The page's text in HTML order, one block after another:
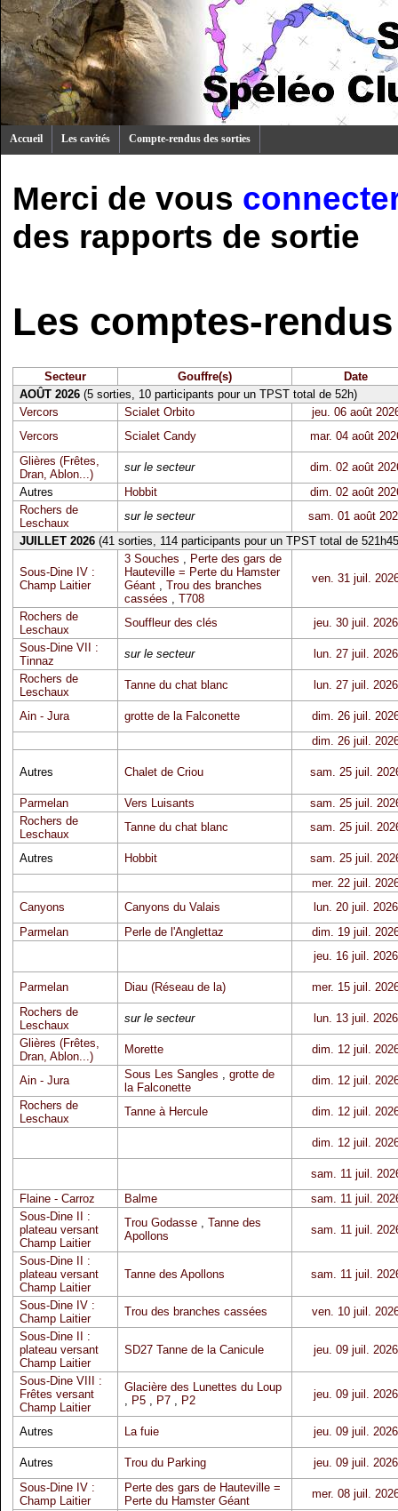
Accueil Les cavités Compte-rendus des sorties
Merci de vous
des rapports de sortie
Les comptes-
Secteur Gouffre(s)
Date
AOÛT 2026(5 sorties, 10 participants pour un TPST total de 52h)
Vercors
Scialet Orbito
jeu. 06 août
Vercors
Scialet Candy
mar. 04 août
Glières (Frêtes,
Dran, Ablon...)
sur le secteur
dim. 02 août
Autres
Hobbit
dim. 02 août
Rochers de
Leschaux
sur le secteur
sam. 01 août
JUILLET 2026(41 sorties, 114 participants pour un TPST total de
Sous-Dine IV :
Champ Laitier
3 Souches , Perte des gars de
Hauteville = Perte du Hamster
Géant, Trou des branches
cassées , T708
ven. 31 juil.
Rochers de
Leschaux
Souffleur des clés
jeu. 30 juil. 2026
Sous-Dine VII :
Tinnaz
sur le secteur
lun. 27 juil. 2026
Rochers de
Leschaux
Tanne du chat blanc lun. 27 juil. 2026
Ain - Jura grotte de la Falconette
dim. 26 juil.
dim. 26 juil.
Autres Chalet de Criou sam. 25 juil.
Parmelan Vers Luisants
sam. 25 juil.
Rochers de
Leschaux
Tanne du chat blanc sam. 25 juil.
Autres Hobbit
sam. 25 juil.
mer. 22 juil.
Canyons
Canyons du Valais
lun. 20 juil. 2026
Parmelan
Perle de l'Anglettaz
dim. 19 juil.
jeu. 16 juil. 2026
Parmelan Diau (Réseau de la)
mer. 15 juil.
Rochers de
Leschaux
sur le secteur
lun. 13 juil. 2026
Glières (Frêtes,
Dran, Ablon...)
Morette dim. 12 juil.
Ain - Jura Sous Les Sangles , grotte de
la Falconette
dim. 12 juil.
Rochers de
Leschaux
Tanne à Hercule dim. 12 juil.
dim. 12 juil.
sam. 11 juil.
Flaine - Carroz
Balme
sam. 11 juil.
Sous-Dine II :
plateau versant
Champ Laitier
Trou Godasse, Tanne des
Apollons
sam. 11 juil.
Sous-Dine II :
plateau versant
Champ Laitier
Tanne des Apollons sam. 11 juil.
Sous-Dine IV :
Champ Laitier
Trou des branches cassées
ven. 10 juil.
Sous-Dine II :
plateau versant
Champ Laitier
SD27 Tanne de la Canicule jeu. 09 juil. 2026
Sous-Dine VIII :
Frêtes versant
Champ Laitier
Glacière des Lunettes du Loup
, P5, P7, P2 jeu. 09 juil. 2026
Autres La fuie jeu. 09 juil. 2026
Autres Trou du Parking
jeu. 09 juil. 2026
Sous-Dine IV :
Champ Laitier
Perte des gars de Hauteville =
Perte du Hamster Géant
mer. 08 juil.